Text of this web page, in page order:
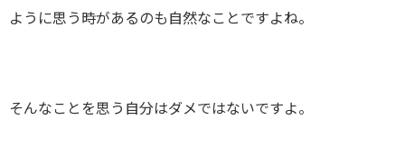
ように思う時があるのも自然なことですよね。
そんなことを思う自分はダメではないですよ。